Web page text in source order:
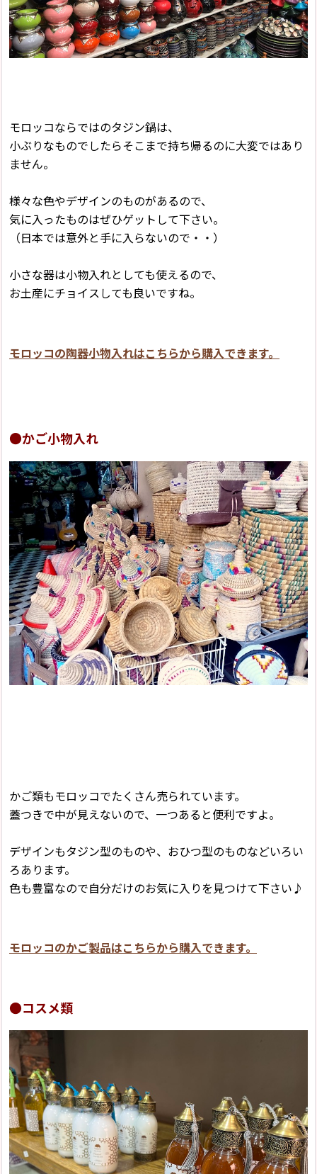
モロッコならではのタジン鍋は、
小ぶりなものでしたらそこまで持ち帰るのに大変ではあり
ません。
様々な色やデザインのものがあるので、
気に入ったものはぜひゲットして下さい。
（日本では意外と手に入らないので・・）
小さな器は小物入れとしても使えるので、
お土産にチョイスしても良いですね。
モロッコの陶器小物入れはこちらから購入できます。
●かご小物入れ
かご類もモロッコでたくさん売られています。
蓋つきで中が見えないので、一つあると便利ですよ。
デザインもタジン型のものや、おひつ型のものなどいろい
ろあります。
色も豊富なので自分だけのお気に入りを見つけて下さい♪
モロッコのかご製品はこちらから購入できます。
●コスメ類